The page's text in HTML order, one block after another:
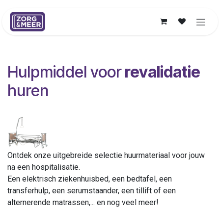
Hulpmiddel voorrevalidatie
huren
Ontdek onze uitgebreide selectie huurmateriaal voor jouw
na een hospitalisatie.
Een elektrisch ziekenhuisbed, een bedtafel, een
transferhulp, een serumstaander, een tillift of een
alternerende matrassen,... en nog veel meer!